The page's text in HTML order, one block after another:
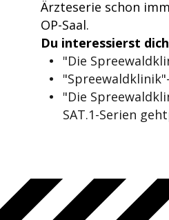
Ärzteserie schon
OP-Saal.
Du interessierst
"Die
"Die
SAT.1-Serien